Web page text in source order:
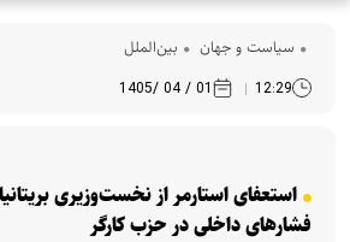
سیاست و جهان بین‌الملل
12:29
01 / 04 /1405
استعفای استارمر از نخست‌وزیری
فشارهای داخلی در حزب کارگر